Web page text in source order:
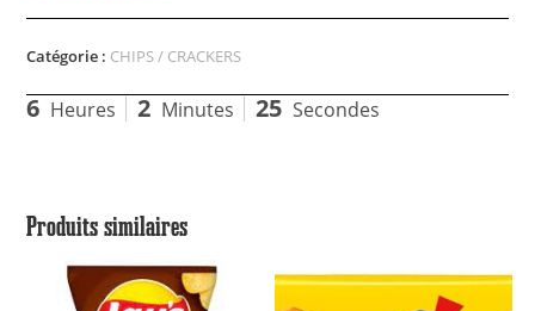
Catégorie : CHIPS / CRACKERS
6 Heures 2 Minutes 25 Secondes
Produits similaires